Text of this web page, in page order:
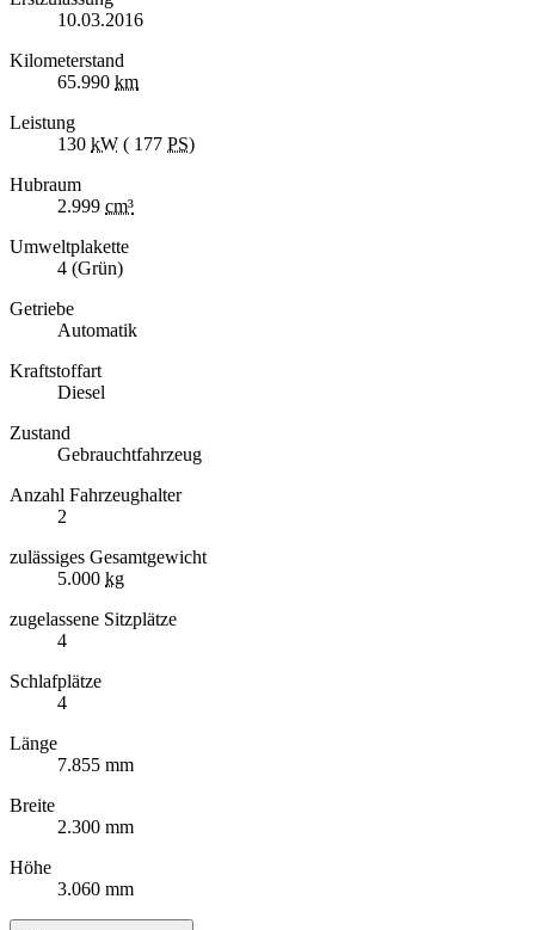
10.03.2016
Kilometerstand
65.990 km
Leistung
130 kW ( 177 PS)
Hubraum
2.999 cm³
Umweltplakette
4 (Grün)
Getriebe
Automatik
Kraftstoffart
Diesel
Zustand
Gebrauchtfahrzeug
Anzahl Fahrzeughalter
2
zulässiges Gesamtgewicht
5.000 kg
zugelassene Sitzplätze
4
Schlafplätze
4
Länge
7.855 mm
Breite
2.300 mm
Höhe
3.060 mm